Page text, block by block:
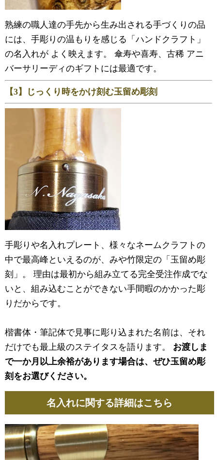
熟練の職人達の手先から生み出される手づくりの品
には、手彫りの温もりを感じる「ハンドクラフト」
の名入れが よく映えます。 傘寿や喜寿、古稀 アニ
バーサリーディのギフトには最適です。
【3】じっくり時をかけ刻む玉留め彫刻
手彫りや名入れプレート、様々なネームクラフトの
中で最高峰といえるのが、みや竹限定の「玉留め彫
刻」。 理由は最初から組み立てる完全受注作成でな
いと、組み込むことができない手間暇のかかった彫
りだからです。
楷書体・筆記体で見事に彫り込まれた名前は、それ
だけでも最上級のステイタスを語ります。 お渡しま
で一か月以上余裕があります場合は、ぜひ玉留め彫
刻をお選びください。
名入れに関する詳細はこちら